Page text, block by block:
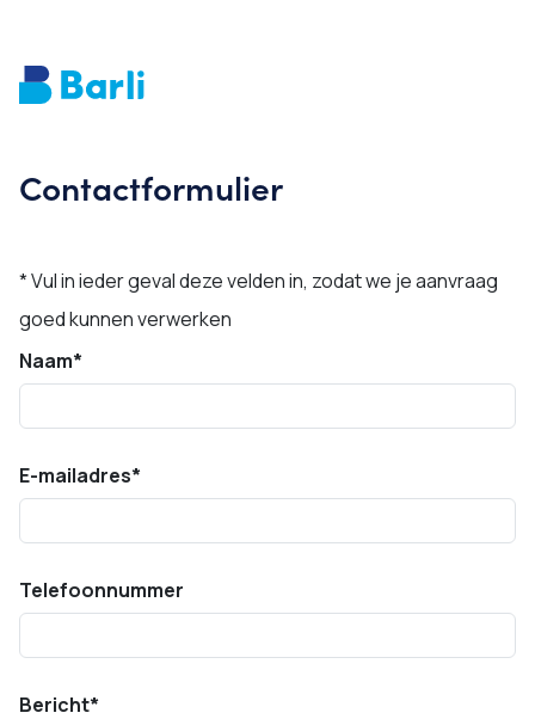
Contactformulier
* Vul in ieder geval deze velden in, zodat we je aanvraag
goed kunnen verwerken
Naam*
E-mailadres*
Telefoonnummer
Bericht*